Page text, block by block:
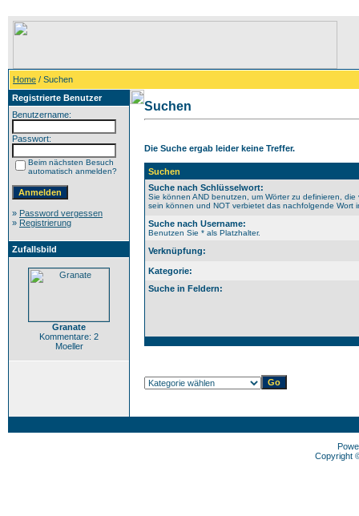
Home / Suchen
Registrierte Benutzer
Benutzername:
Passwort:
Beim nächsten Besuch
automatisch anmelden?
» Password vergessen
» Registrierung
Zufallsbild
Granate
Kommentare: 2
Moeller
Suchen
Die Suche ergab leider keine Treffer.
Suchen
Suche nach Schlüsselwort:
Sie können AND benutzen, um Wörter zu definieren,
sein können und NOT verbietet das nachfolgende Wort
Suche nach Username:
Benutzen Sie * als Platzhalter.
Verknüpfung:
Kategorie:
Suche in Feldern:
Copyright